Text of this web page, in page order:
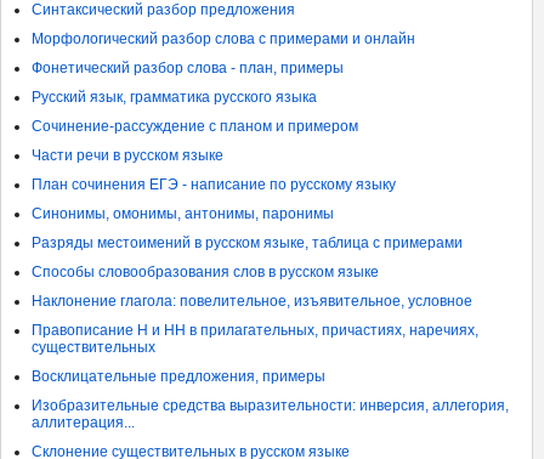
Синтаксический разбор предложения
Морфологический разбор слова с примерами и онлайн
Фонетический разбор слова - план, примеры
Русский язык, грамматика русского языка
Сочинение-рассуждение с планом и примером
Части речи в русском языке
План сочинения ЕГЭ - написание по русскому языку
Синонимы, омонимы, антонимы, паронимы
Разряды местоимений в русском языке, таблица с примерами
Способы словообразования слов в русском языке
Наклонение глагола: повелительное, изъявительное, условное
Правописание Н и НН в прилагательных, причастиях, наречиях,
существительных
Восклицательные предложения, примеры
Изобразительные средства выразительности: инверсия, аллегория,
аллитерация...
Склонение существительных в русском языке